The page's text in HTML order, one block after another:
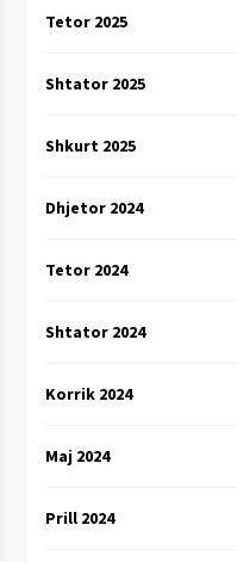
Tetor 2025
Shtator 2025
Shkurt 2025
Dhjetor 2024
Tetor 2024
Shtator 2024
Korrik 2024
Maj 2024
Prill 2024